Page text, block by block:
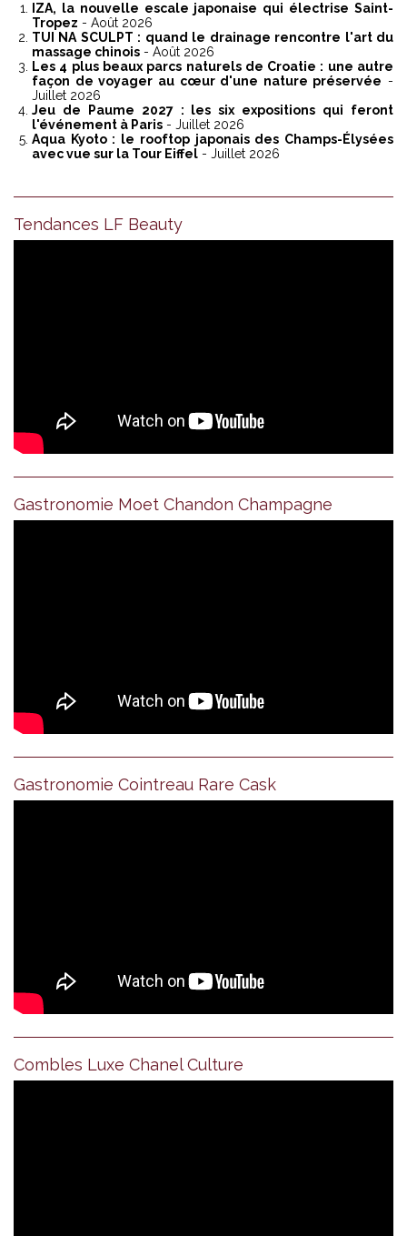
IZA, la nouvelle escale japonaise qui électrise Saint-
Tropez - Août 2026
TUI NA SCULPT : quand le drainage rencontre l'art du
massage chinois - Août 2026
Les 4 plus beaux parcs naturels de Croatie : une autre
façon de voyager au cœur d'une nature préservée -
Juillet 2026
Jeu de Paume 2027 : les six expositions qui feront
l'événement à Paris - Juillet 2026
Aqua Kyoto : le rooftop japonais des Champs-Élysées
avec vue sur la Tour Eiffel - Juillet 2026
Tendances LF Beauty
Gastronomie Moet Chandon Champagne
Gastronomie Cointreau Rare Cask
Combles Luxe Chanel Culture